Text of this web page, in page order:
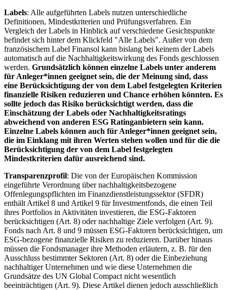
Labels: Alle aufgeführten Labels nutzen unterschiedliche
Definitionen, Mindestkriterien und Prüfungsverfahren. Ein
Vergleich der Labels in Hinblick auf verschiedene Gesichtspunkte
befindet sich hinter dem Klickfeld "Alle Labels". Außer von dem
französischem Label Finansol kann bislang bei keinem der Labels
automatisch auf die Nachhaltigkeitswirkung des Fonds geschlossen
werden. Grundsätzlich können einzelne Labels unter anderem
für Anleger*innen geeignet sein, die der Meinung sind, dass
eine Berücksichtigung der von dem Label festgelegten Kriterien
finanzielle Risiken reduzieren und Chance erhöhen könnten. Es
sollte jedoch das Risiko berücksichtigt werden, dass die
Einschätzung der Labels oder Nachhaltigkeitsratings
abweichend von anderen ESG Ratinganbietern sein kann.
Einzelne Labels können auch für Anleger*innen geeignet sein,
die im Einklang mit ihren Werten stehen wollen und für die die
Berücksichtigung der von dem Label festgelegten
Mindestkriterien dafür ausreichend sind.
Transparenzprofil: Die von der Europäischen Kommission
eingeführte Verordnung über nachhaltigkeitsbezogene
Offenlegungspflichten im Finanzdienstleistungssektor (SFDR)
enthält Artikel 8 und Artikel 9 für Investmentfonds, die einen Teil
ihres Portfolios in Aktivitäten investieren, die ESG-Faktoren
berücksichtigen (Art. 8) oder nachhaltige Ziele verfolgen (Art. 9).
Fonds nach Art. 8 und 9 müssen ESG-Faktoren berücksichtigen, um
ESG-bezogene finanzielle Risiken zu reduzieren. Darüber hinaus
müssen die Fondsmanager ihre Methoden erläutern, z. B. für den
Ausschluss bestimmter Sektoren (Art. 8) oder die Einbeziehung
nachhaltiger Unternehmen und wie diese Unternehmen die
Grundsätze des UN Global Compact nicht wesentlich
beeinträchtigen (Art. 9). Diese Artikel dienen jedoch ausschließlich